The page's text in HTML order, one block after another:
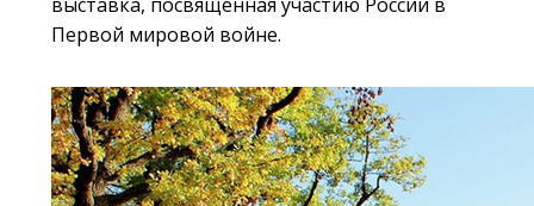
Первой мировой войне.